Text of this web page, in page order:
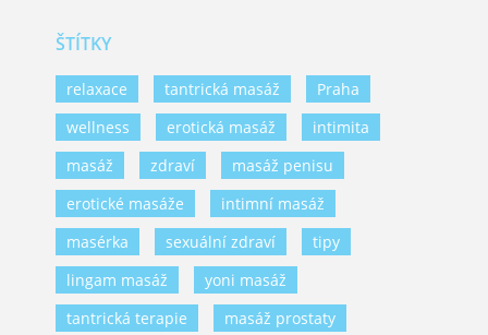
ŠTÍTKY
relaxace tantrická masáž
Praha
wellness
erotická masáž
intimita
masáž
zdraví
masáž penisu
erotické masáže
intimní masáž
masérka
sexuální zdraví
tipy
lingam masáž
yoni masáž
tantrická terapie
masáž prostaty